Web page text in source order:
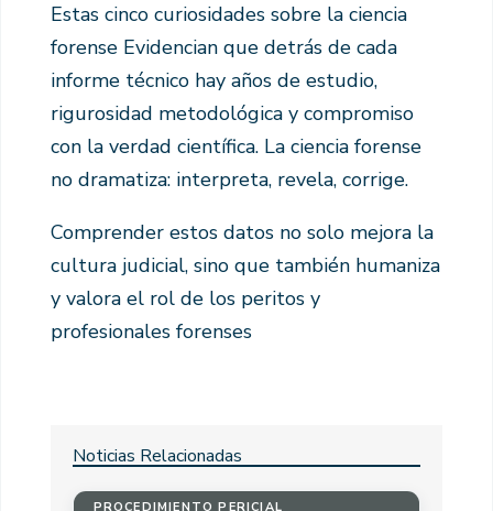
Estas cinco curiosidades sobre la ciencia
forense Evidencian que detrás de cada
informe técnico hay años de estudio,
rigurosidad metodológica y compromiso
con la verdad científica. La ciencia forense
no dramatiza: interpreta, revela, corrige.
Comprender estos datos no solo mejora la
cultura judicial, sino que también humaniza
y valora el rol de los peritos y
profesionales forenses
Noticias Relacionadas
PROCEDIMIENTO PERICIAL